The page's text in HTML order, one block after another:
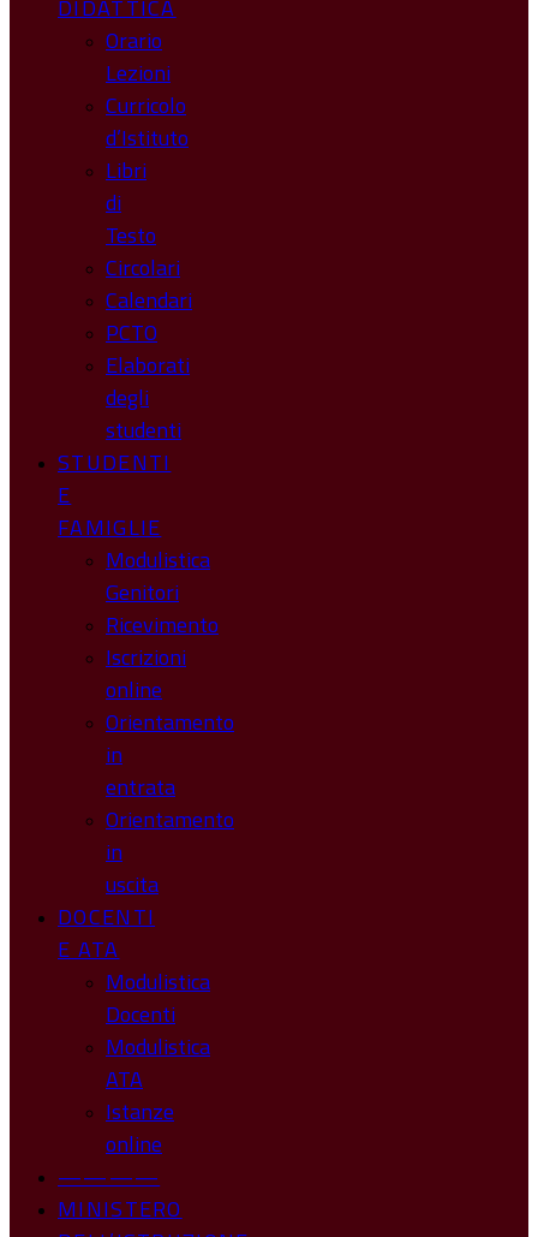
DIDATTICA
Orario
Lezioni
Curricolo
d’Istituto
Libri
di
Testo
Circolari
Calendari
PCTO
Elaborati
degli
studenti
STUDENTI
E
FAMIGLIE
Modulistica
Genitori
Ricevimento
Iscrizioni
online
Orientamento
in
entrata
Orientamento
in
uscita
DOCENTI
E ATA
Modulistica
Docenti
Modulistica
ATA
Istanze
online
————
MINISTERO